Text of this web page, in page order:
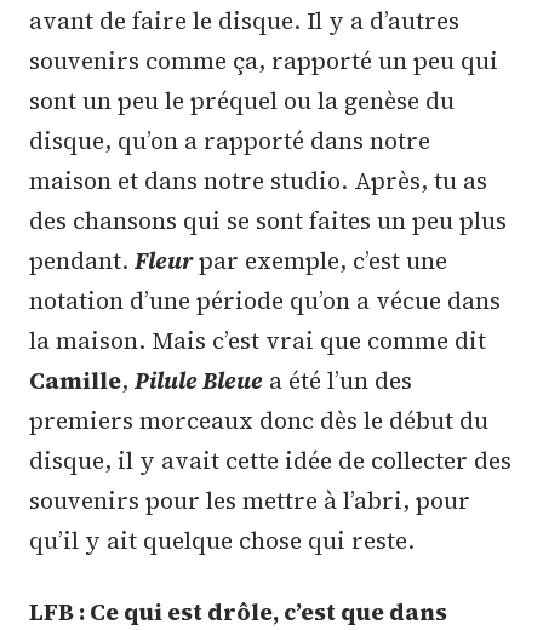
avant de faire le disque. Il y a d’autres
souvenirs comme ça, rapporté un peu qui
sont un peu le préquel ou la genèse du
disque, qu’on a rapporté dans notre
maison et dans notre studio. Après, tu as
des chansons qui se sont faites un peu plus
pendant. Fleurpar exemple, c’est une
notation d’une période qu’on a vécue dans
la maison. Mais c’est vrai que comme dit
Camille, Pilule Bleue a été l’un des
premiers morceaux donc dès le début du
disque, il y avait cette idée de collecter des
souvenirs pour les mettre à l’abri, pour
qu’il y ait quelque chose qui reste.
LFB : Ce qui est drôle, c’est que dans